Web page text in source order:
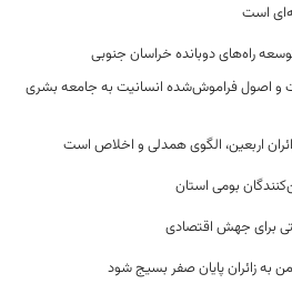
است
و اصول فراموش‌شده انسانیت به جامعه بشری
اربعین، الگوی همدلی و اخلاص است
بومی استان
برای جهش اقتصادی
به زائران پایان صفر بسیج شود